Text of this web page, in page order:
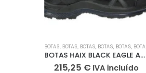
BOTAS, BOTAS, BOTAS, BOTAS, BOTAS, BOTAS
BOTAS HAIX BLACK EAGLE ATHLETIC ZIP 2.0
215,25 € IVA incluído